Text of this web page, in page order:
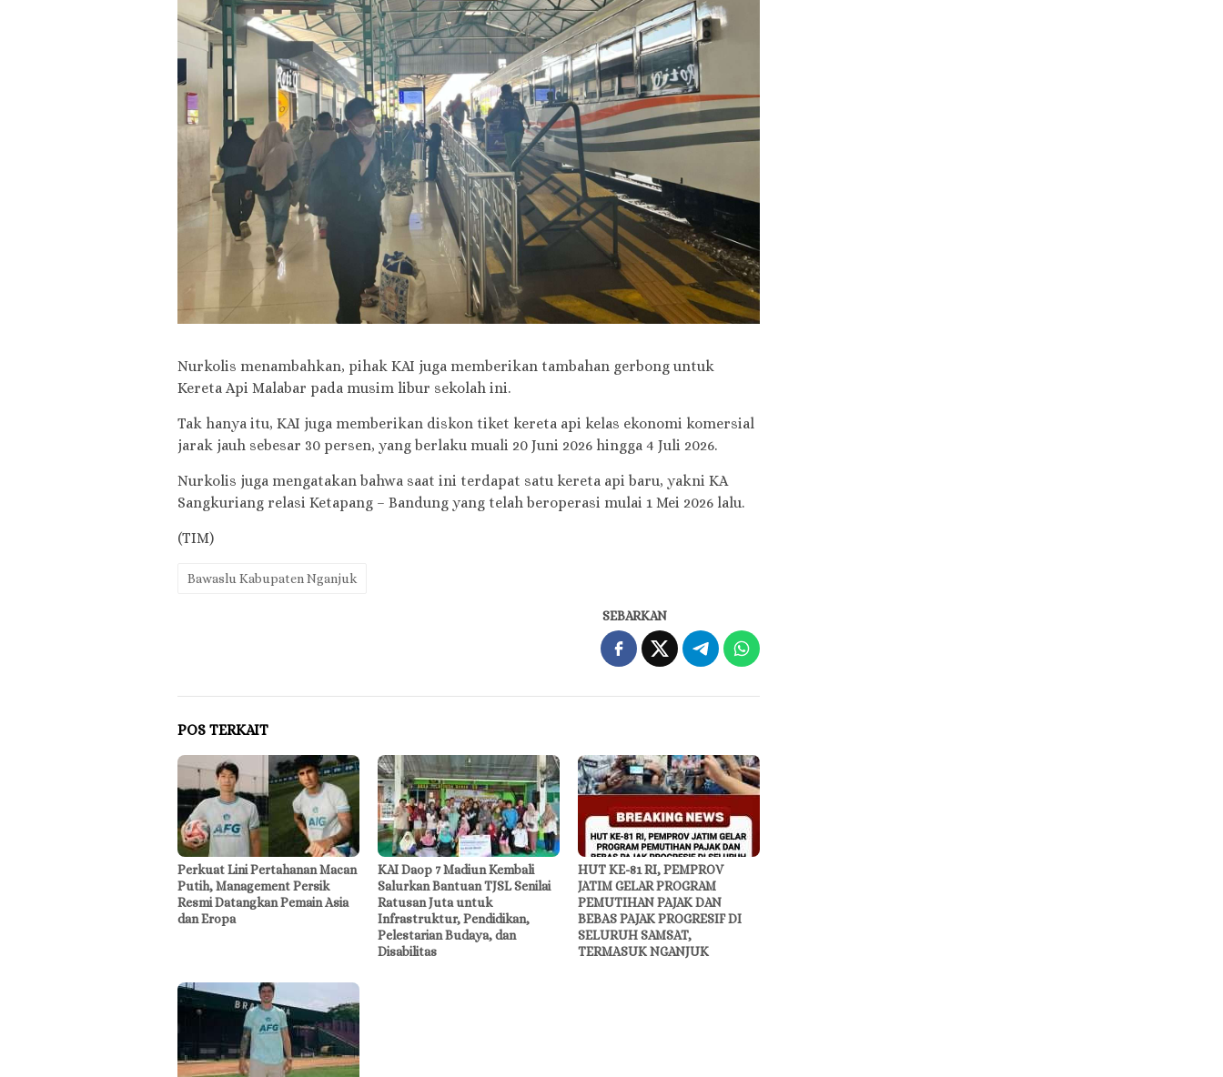
Nurkolis menambahkan, pihak KAI juga memberikan tambahan gerbong untuk
Kereta Api Malabar pada musim libur sekolah ini.
Tak hanya itu, KAI juga memberikan diskon tiket kereta api kelas ekonomi komersial
jarak jauh sebesar 30 persen, yang berlaku muali 20 Juni 2026 hingga 4 Juli 2026.
Nurkolis juga mengatakan bahwa saat ini terdapat satu kereta api baru, yakni KA
Sangkuriang relasi Ketapang – Bandung yang telah beroperasi mulai 1 Mei 2026 lalu.
(TIM)
Bawaslu Kabupaten Nganjuk
SEBARKAN
POS TERKAIT
Perkuat Lini Pertahanan Macan
Putih, Management Persik
Resmi Datangkan Pemain Asia
dan Eropa
KAI Daop 7 Madiun Kembali
Salurkan Bantuan TJSL Senilai
Ratusan Juta untuk
Infrastruktur, Pendidikan,
Pelestarian Budaya, dan
Disabilitas
HUT KE-81 RI, PEMPROV
JATIM GELAR PROGRAM
PEMUTIHAN PAJAK DAN
BEBAS PAJAK PROGRESIF DI
SELURUH SAMSAT,
TERMASUK NGANJUK